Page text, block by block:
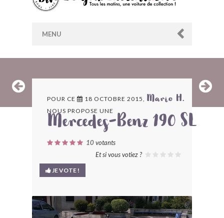
MENU
ARCHIVES
LES CONTRIBUTEURS
LE BLOG
BONJOURLAVIEILLE ?
POUR CE 18 OCTOBRE 2015, Mario H.
NOUS PROPOSE UNE
Mercedes-Benz 190 SL
10votants
Et si vous votiez ?
JE VOTE !